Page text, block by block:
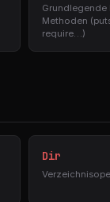
Grundlegende
Methoden
require…)
Dir